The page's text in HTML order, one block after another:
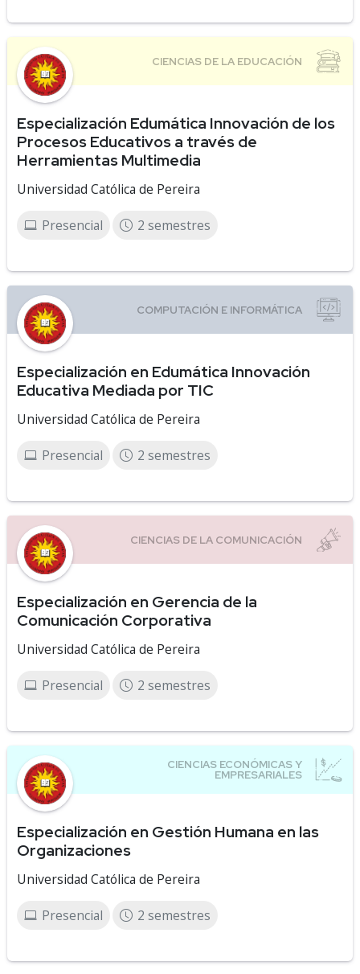
Especialización Edumática Innovación de los
Procesos Educativos a través de
Herramientas Multimedia
Universidad Católica de Pereira
Presencial 2 semestres
Especialización en Edumática Innovación
Educativa Mediada por TIC
Universidad Católica de Pereira
Presencial 2 semestres
Especialización en Gerencia de la
Comunicación Corporativa
Universidad Católica de Pereira
Presencial 2 semestres
Especialización en Gestión Humana en las
Organizaciones
Universidad Católica de Pereira
Presencial 2 semestres